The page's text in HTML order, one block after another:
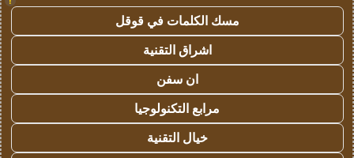
مسك الكلمات في قوقل
اشراق التقنية
ان سفن
مرابع التكنولوجيا
خيال التقنية